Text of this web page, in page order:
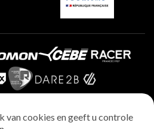
van cookies en geeft u controle